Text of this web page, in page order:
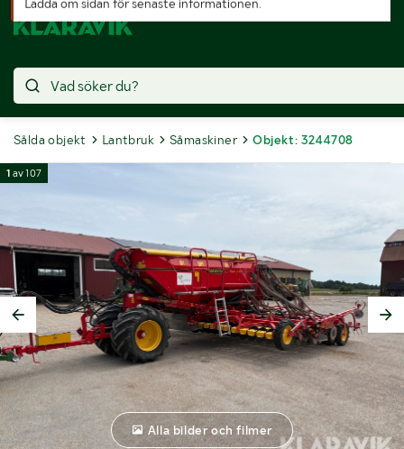
Sålda objekt Lantbruk Såmaskiner Objekt: 3244708
1 av107
Alla bilder och filmer
Återanslutningen misslyckades